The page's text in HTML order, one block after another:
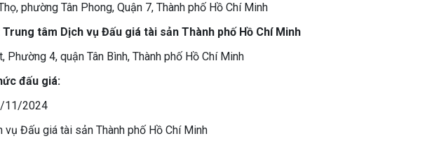
phường Tân Phong, Quận 7, Thành phố Hồ Chí Minh
tâm Dịch vụ Đấu giá tài sản Thành phố Hồ Chí Minh
4, quận Tân Bình, Thành phố Hồ Chí Minh
đấu giá:
11/2024
vụ Đấu giá tài sản Thành phố Hồ Chí Minh